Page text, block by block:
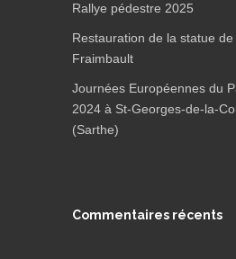
Rallye pédestre 2025
Restauration de la statue de
Fraimbault
Journées Européennes du
2024 à St-Georges-de-la-
(Sarthe)
Commentaires récents